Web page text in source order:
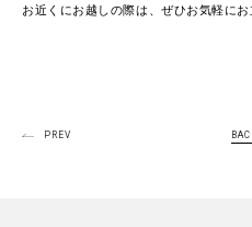
お近くにお越しの際は、ぜひお気軽にお
PREV